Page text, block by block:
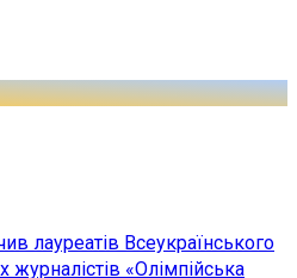
лауреатів Всеукраїнського
журналістів «Олімпійська